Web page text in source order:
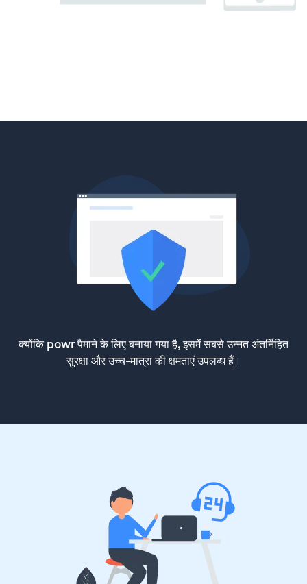
क्योंकि powr पैमाने के लिए बनाया गया है, इसमें सबसे उन्नत अंतर्निहित
सुरक्षा और उच्च-मात्रा की क्षमताएं उपलब्ध हैं।